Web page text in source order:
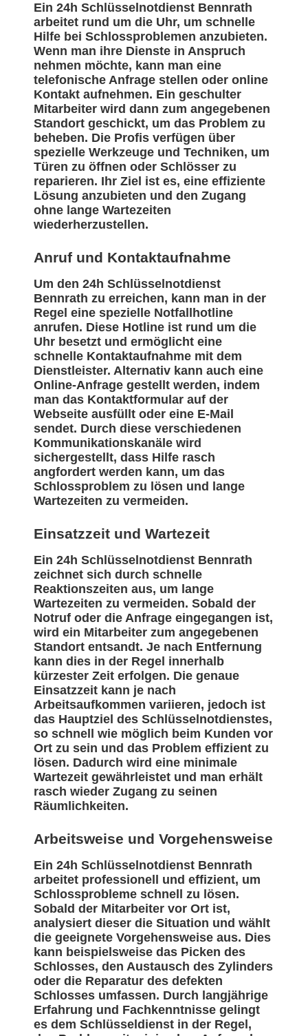
Ein 24h Schlüsselnotdienst Bennrath
arbeitet rund um die Uhr, um schnelle
Hilfe bei Schlossproblemen anzubieten.
Wenn man ihre Dienste in Anspruch
nehmen möchte, kann man eine
telefonische Anfrage stellen oder online
Kontakt aufnehmen. Ein geschulter
Mitarbeiter wird dann zum angegebenen
Standort geschickt, um das Problem zu
beheben. Die Profis verfügen über
spezielle Werkzeuge und Techniken, um
Türen zu öffnen oder Schlösser zu
reparieren. Ihr Ziel ist es, eine effiziente
Lösung anzubieten und den Zugang
ohne lange Wartezeiten
wiederherzustellen.
Anruf und Kontaktaufnahme
Um den 24h Schlüsselnotdienst
Bennrath zu erreichen, kann man in der
Regel eine spezielle Notfallhotline
anrufen. Diese Hotline ist rund um die
Uhr besetzt und ermöglicht eine
schnelle Kontaktaufnahme mit dem
Dienstleister. Alternativ kann auch eine
Online-Anfrage gestellt werden, indem
man das Kontaktformular auf der
Webseite ausfüllt oder eine E-Mail
sendet. Durch diese verschiedenen
Kommunikationskanäle wird
sichergestellt, dass Hilfe rasch
angfordert werden kann, um das
Schlossproblem zu lösen und lange
Wartezeiten zu vermeiden.
Einsatzzeit und Wartezeit
Ein 24h Schlüsselnotdienst Bennrath
zeichnet sich durch schnelle
Reaktionszeiten aus, um lange
Wartezeiten zu vermeiden. Sobald der
Notruf oder die Anfrage eingegangen ist,
wird ein Mitarbeiter zum angegebenen
Standort entsandt. Je nach Entfernung
kann dies in der Regel innerhalb
kürzester Zeit erfolgen. Die genaue
Einsatzzeit kann je nach
Arbeitsaufkommen variieren, jedoch ist
das Hauptziel des Schlüsselnotdienstes,
so schnell wie möglich beim Kunden vor
Ort zu sein und das Problem effizient zu
lösen. Dadurch wird eine minimale
Wartezeit gewährleistet und man erhält
rasch wieder Zugang zu seinen
Räumlichkeiten.
Arbeitsweise und Vorgehensweise
Ein 24h Schlüsselnotdienst Bennrath
arbeitet professionell und effizient, um
Schlossprobleme schnell zu lösen.
Sobald der Mitarbeiter vor Ort ist,
analysiert dieser die Situation und wählt
die geeignete Vorgehensweise aus. Dies
kann beispielsweise das Picken des
Schlosses, den Austausch des Zylinders
oder die Reparatur des defekten
Schlosses umfassen. Durch langjährige
Erfahrung und Fachkenntnisse gelingt
es dem Schlüsseldienst in der Regel,